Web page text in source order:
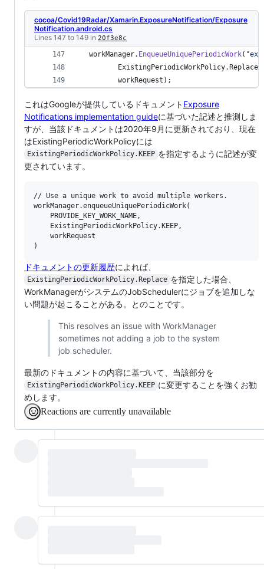
cocoa/Covid19Radar/Xamarin.ExposureNotification/Exposure
Notification.android.cs
Lines 147 to 149 in 20f3e8c
workManager. EnqueueUniquePeriodicWork(
ExistingPeriodicWorkPolicy.Replace
workRequest ) ;
これはGoogleが提供しているドキュメント Exposure
Notifications implementation guideに基づいた記述と推測しま
すが、当該ドキュメントは2020年9月に更新されており、現在
はExistingPeriodicWorkPolicyには
ExistingPeriodicWorkPolicy.KEEP を指定するように記述が変
更されています。
// Use a unique work to avoid multiple workers.
workManager.enqueueUniquePeriodicWork(
    PROVIDE_KEY_WORK_NAME,
    ExistingPeriodicWorkPolicy.KEEP,
    workRequest
ドキュメントの更新履歴によれば、
ExistingPeriodicWorkPolicy.Replace を指定した場合、
WorkManagerがシステムのJobSchedulerにジョブを追加しな
い問題が起こることがある。とのことです。
This resolves an issue with WorkManager
sometimes not adding a job to the system
job scheduler.
最新のドキュメントの内容に基づいて、当該部分を
ExistingPeriodicWorkPolicy.KEEP に変更することを強くお勧
めします。
Reactions are currently unavailable